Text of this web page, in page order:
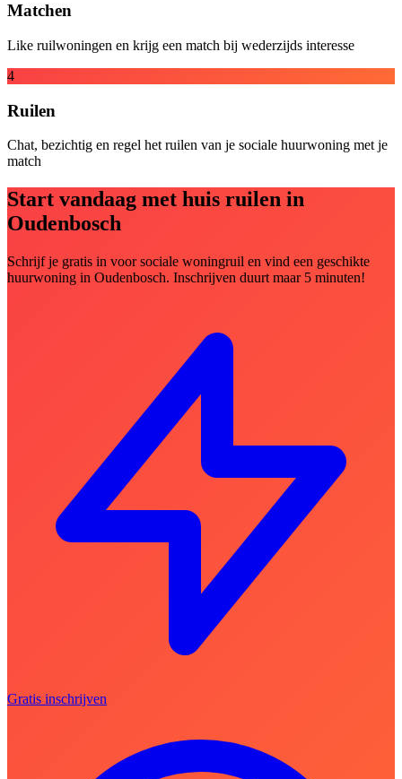
Matchen
Like ruilwoningen en krijg een match bij wederzijds interesse
4
Ruilen
Chat, bezichtig en regel het ruilen van je sociale huurwoning met je
match
Start vandaag met huis ruilen in
Oudenbosch
Schrijf je gratis in voor sociale woningruil en vind een geschikte
huurwoning in Oudenbosch. Inschrijven duurt maar 5 minuten!
Gratis inschrijven